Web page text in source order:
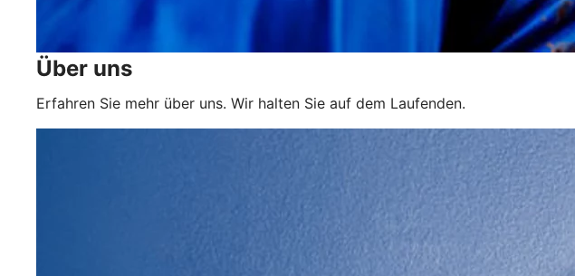
Über uns
Erfahren Sie mehr über uns. Wir halten Sie auf dem Laufenden.